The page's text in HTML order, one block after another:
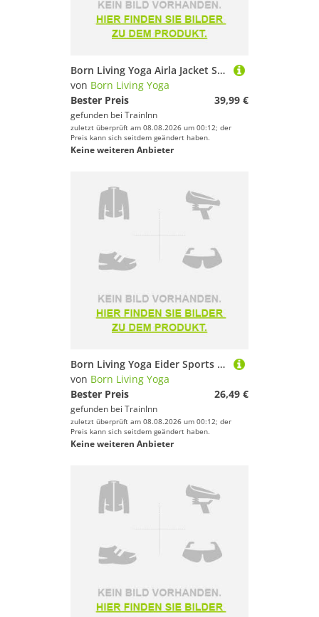
Born Living Yoga Airla Jacket Schwarz S Frau
von Born Living Yoga
Bester Preis
39,99 €
gefunden bei TrainInn
zuletzt überprüft am 08.08.2026 um 00:12; der
Preis kann sich seitdem geändert haben.
Keine weiteren Anbieter
Born Living Yoga Eider Sports Top Blau M Frau
von Born Living Yoga
Bester Preis
26,49 €
gefunden bei TrainInn
zuletzt überprüft am 08.08.2026 um 00:12; der
Preis kann sich seitdem geändert haben.
Keine weiteren Anbieter